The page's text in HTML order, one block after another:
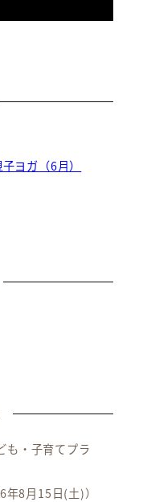
ヨガ（6月）
も・子育てプラ
年8月15日(土)）